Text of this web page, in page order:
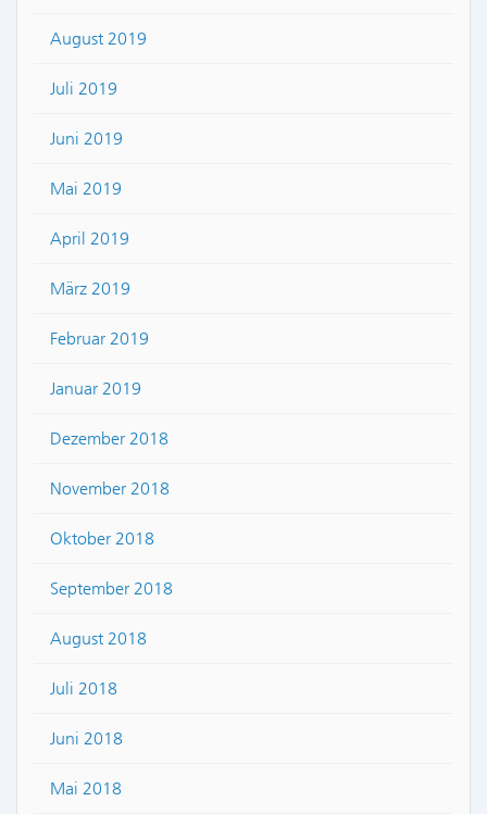
August 2019
Juli 2019
Juni 2019
Mai 2019
April 2019
März 2019
Februar 2019
Januar 2019
Dezember 2018
November 2018
Oktober 2018
September 2018
August 2018
Juli 2018
Juni 2018
Mai 2018